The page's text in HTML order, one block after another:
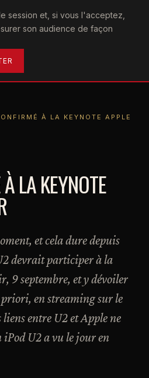
session et, si vous l'acceptez,
son audience de façon
À LA KEYNOTE APPLE
LA KEYNOTE
et cela dure depuis
devrait participer à la
9 septembre, et y dévoiler
en streaming sur le
entre U2 et Apple ne
iPod U2 a vu le jour en